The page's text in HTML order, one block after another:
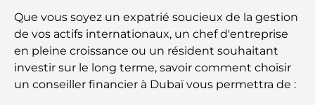
Écoles à proximité de Palm Jumeirah : un guide
complet pour les familles
Les meilleurs hôtels de Business Bay, à Dubaï :
votre guide ultime
Que vous soyez un expatrié soucieux de la gestion
de vos actifs internationaux, un chef d'entreprise
en pleine croissance ou un résident souhaitant
investir sur le long terme, savoir comment choisir
un conseiller financier à Dubaï vous permettra de :